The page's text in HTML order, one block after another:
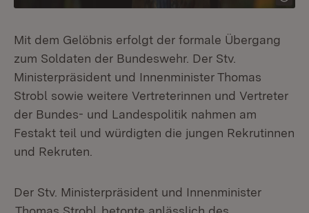
Mit dem Gelöbnis erfolgt der formale Übergang
zum Soldaten der Bundeswehr. Der Stv.
Ministerpräsident und Innenminister Thomas
Strobl sowie weitere Vertreterinnen und Vertreter
der Bundes- und Landespolitik nahmen am
Festakt teil und würdigten die jungen Rekrutinnen
und Rekruten.
Der Stv. Ministerpräsident und Innenminister